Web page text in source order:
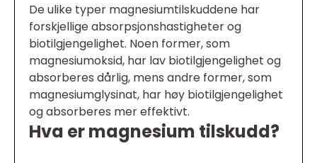
De ulike typer magnesiumtilskuddene har
forskjellige absorpsjonshastigheter og
biotilgjengelighet. Noen former, som
magnesiumoksid, har lav biotilgjengelighet og
absorberes dårlig, mens andre former, som
magnesiumglysinat, har høy biotilgjengelighet
og absorberes mer effektivt.
Hva er magnesium tilskudd?